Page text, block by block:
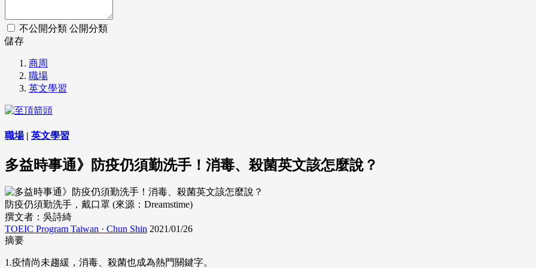
不公開分類 公開分類
儲存
商周
職場
英文學習
職場| 英文學習
多益時事通》防疫仍須勤洗手！消毒、殺菌英文該怎麼說？
防疫仍須勤洗手，戴口罩 (來源：Dreamstime)
撰文者：吳詩綺
TOEIC Program Taiwan · Chun Shin 2021/01/26
摘要
1.疫情尚未趨緩，消毒、殺菌也成為熱門關鍵字。